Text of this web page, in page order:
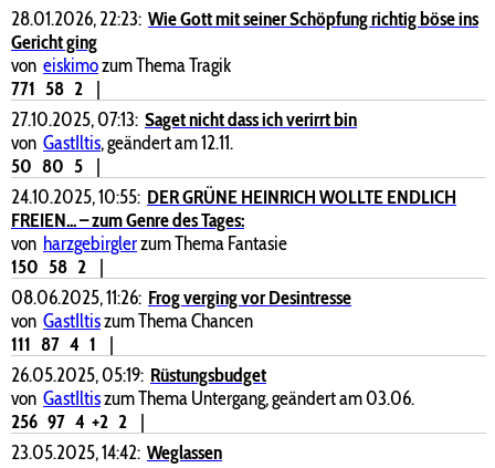
28.01.2026, 22:23: Wie Gott mit seiner Schöpfung richtig böse ins
Gericht ging
von eiskimozum Thema Tragik
771 58 2
|
27.10.2025, 07:13: Saget nicht dass ich verirrt bin
von GastIltis, geändert am 12.11.
50 80 5
|
24.10.2025, 10:55: DER GRÜNE HEINRICH WOLLTE ENDLICH
FREIEN... – zum Genre des Tages:
von harzgebirglerzum Thema Fantasie
150 58 2
|
08.06.2025, 11:26: Frog verging vor Desintresse
von GastIltiszum Thema Chancen
111 87 4 1
|
26.05.2025, 05:19: Rüstungsbudget
von GastIltiszum Thema Untergang, geändert am 03.06.
256 97 4 +2 2
|
23.05.2025, 14:42: Weglassen